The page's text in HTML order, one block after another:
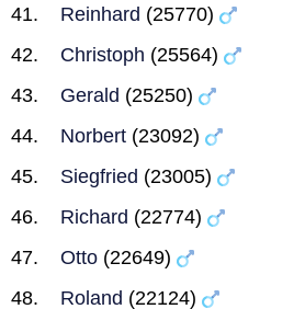
Reinhard (25770)
Christoph (25564)
Gerald (25250)
Norbert (23092)
Siegfried (23005)
Richard (22774)
Otto (22649)
Roland (22124)